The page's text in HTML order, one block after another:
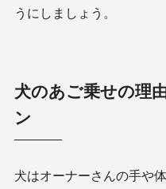
うにしましょう。
犬のあご乗せの理
ン
犬はオーナーさんの手や